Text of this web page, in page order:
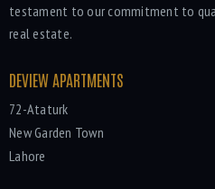
testament to our commitment to
real estate.
DEVIEW APARTMENTS
72-Ataturk
New Garden Town
Lahore